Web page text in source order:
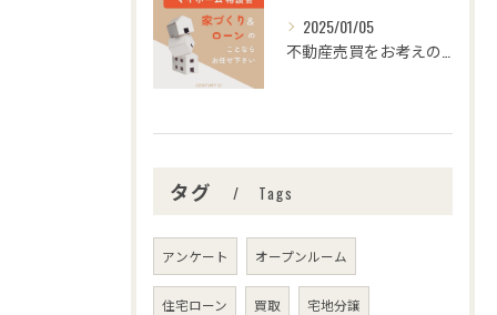
2025/01/05
タグ Tags
アンケート オープンルーム
住宅ローン 買取 宅地分譲